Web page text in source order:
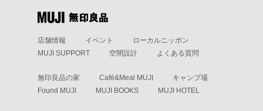
店舗情報 イベント
ローカルニッポン
MUJI SUPPORT
空間設計 よくある質問
無印良品の家 Café&Meal MUJI
キャンプ場
Found MUJI
MUJI BOOKS MUJI HOTEL